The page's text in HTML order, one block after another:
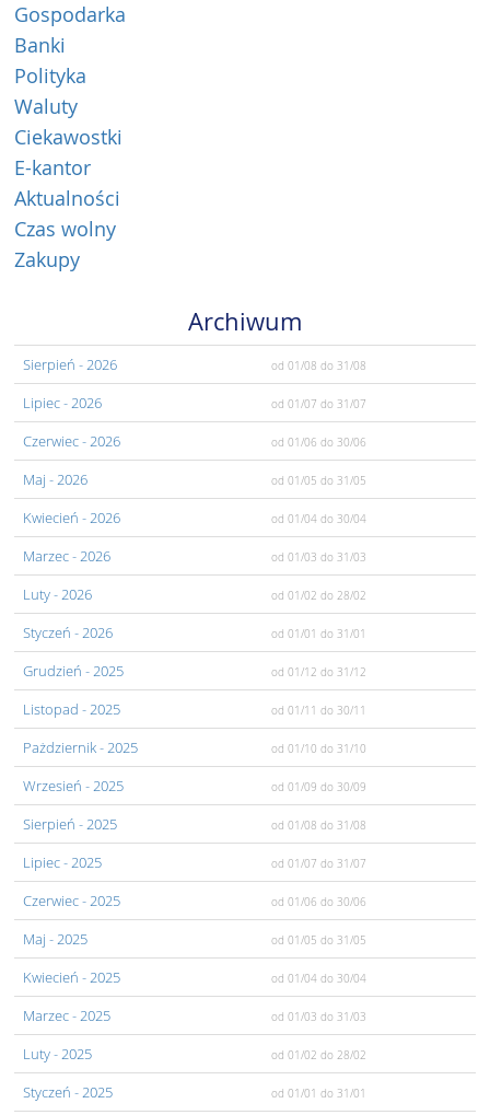
Gospodarka
Banki
Polityka
Waluty
Ciekawostki
E-kantor
Aktualności
Czas wolny
Zakupy
Archiwum
Sierpień - 2026 od 01/08 do 31/08
Lipiec- 2026 od 01/07 do 31/07
Czerwiec- 2026 od 01/06 do 30/06
Maj - 2026 od 01/05 do 31/05
Kwiecień - 2026 od 01/04 do 30/04
Marzec- 2026 od 01/03 do 31/03
Luty- 2026 od 01/02 do 28/02
Styczeń - 2026 od 01/01 do 31/01
Grudzień - 2025 od 01/12 do 31/12
Listopad - 2025 od 01/11 do 30/11
Pażdziernik- 2025 od 01/10 do 31/10
Wrzesień - 2025 od 01/09 do 30/09
Sierpień - 2025 od 01/08 do 31/08
Lipiec- 2025 od 01/07 do 31/07
Czerwiec- 2025 od 01/06 do 30/06
Maj - 2025 od 01/05 do 31/05
Kwiecień - 2025 od 01/04 do 30/04
Marzec- 2025 od 01/03 do 31/03
Luty- 2025 od 01/02 do 28/02
Styczeń - 2025 od 01/01 do 31/01